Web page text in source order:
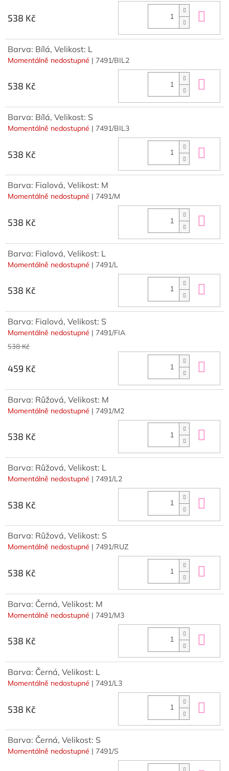
538 Kč
Barva: Bílá, Velikost: L
Momentálně nedostupné | 7491/BIL2
538 Kč
Barva: Bílá, Velikost: S
Momentálně nedostupné | 7491/BIL3
538 Kč
Barva: Fialová, Velikost: M
Momentálně nedostupné | 7491/M
538 Kč
Barva: Fialová, Velikost: L
Momentálně nedostupné | 7491/L
538 Kč
Barva: Fialová, Velikost: S
Momentálně nedostupné | 7491/FIA
538 Kč
459 Kč
Barva: Růžová, Velikost: M
Momentálně nedostupné | 7491/M2
538 Kč
Barva: Růžová, Velikost: L
Momentálně nedostupné | 7491/L2
538 Kč
Barva: Růžová, Velikost: S
Momentálně nedostupné | 7491/RUZ
538 Kč
Barva: Černá, Velikost: M
Momentálně nedostupné | 7491/M3
538 Kč
Barva: Černá, Velikost: L
Momentálně nedostupné | 7491/L3
538 Kč
Barva: Černá, Velikost: S
Momentálně nedostupné | 7491/S